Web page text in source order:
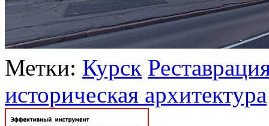
Метки: Курск
историческая архитектура